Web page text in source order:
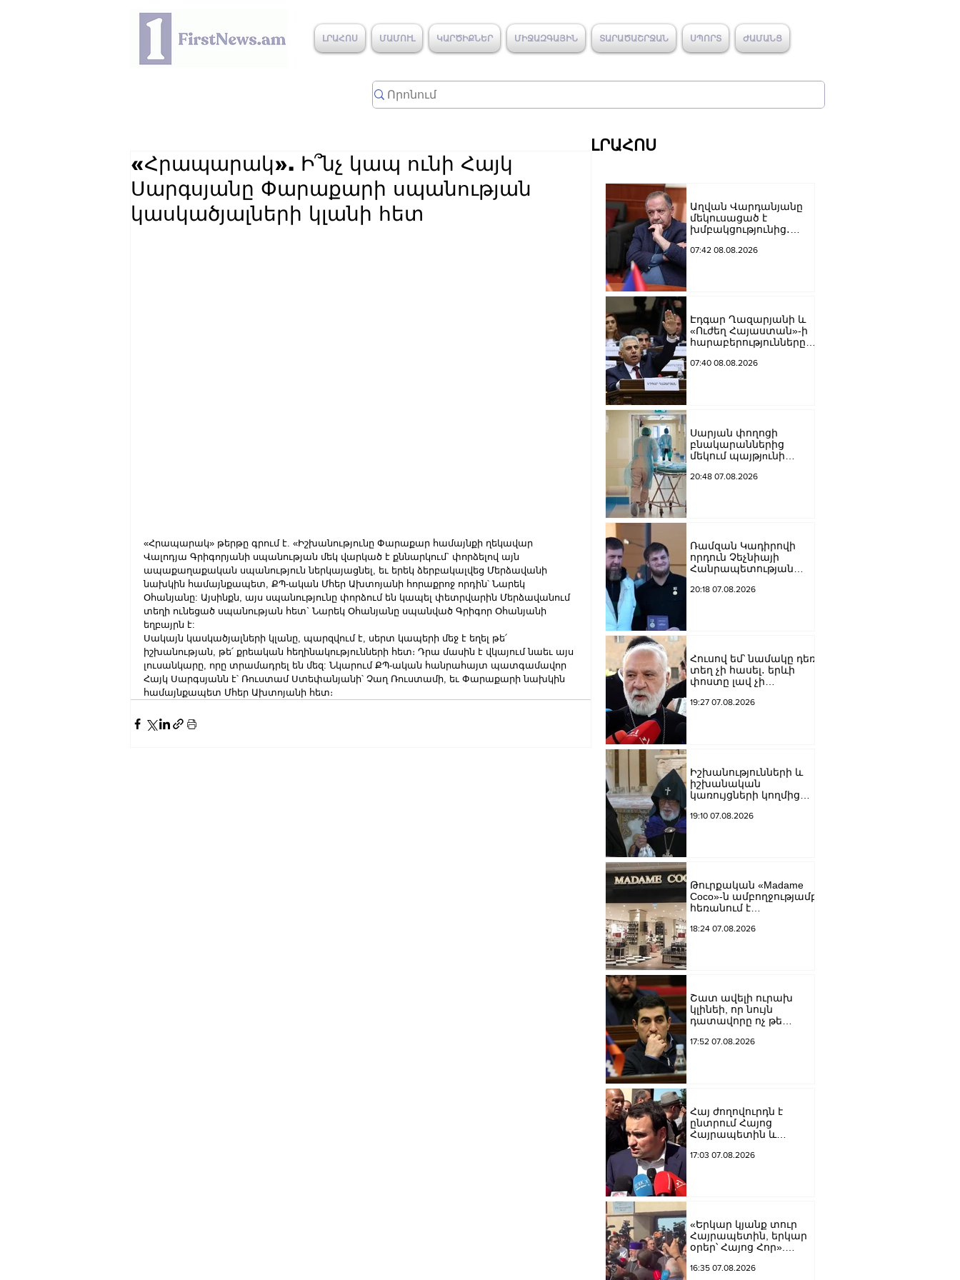
ԼՐԱՀՈՍ ՄԱՄՈՒԼ ԿԱՐԾԻՔՆԵՐ ՄԻՋԱԶԳԱՅԻՆ ՏԱՐԱԾԱՇՐՋԱՆ ՍՊՈՐՏ ԺԱՄԱՆՑ
«Հրապարակ». Ի՞նչ կապ ունի Հայկ
Սարգսյանը Փարաքարի սպանության
կասկածյալների կլանի հետ
«Հրապարակ» թերթը գրում է. «Իշխանությունը Փարաքար համայնքի ղեկավար
Վալոդյա Գրիգորյանի սպանության մեկ վարկած է քննարկում` փորձելով այն
ապաքաղաքական սպանություն ներկայացնել, եւ երեկ ձերբակալվեց Մերձավանի
նախկին համայնքապետ, ՔՊ-ական Մհեր Ախտոյանի հորաքրոջ որդին՝ Նարեկ
Օհանյանը: Այսինքն, այս սպանությունը փորձում են կապել փետրվարին Մերձավանում
տեղի ունեցած սպանության հետ` Նարեկ Օհանյանը սպանված Գրիգոր Օհանյանի
եղբայրն է:
Սակայն կասկածյալների կլանը, պարզվում է, սերտ կապերի մեջ է եղել թե՛
իշխանության, թե՛ քրեական հեղինակությունների հետ։ Դրա մասին է վկայում նաեւ այս
լուսանկարը, որը տրամադրել են մեզ: Նկարում ՔՊ-ական հանրահայտ պատգամավոր
Հայկ Սարգսյանն է՝ Ռուստամ Ստեփանյանի՝ Չաղ Ռուստամի, եւ Փարաքարի նախկին
համայնքապետ Մհեր Ախտոյանի հետ։
ԼՐԱՀՈՍ
Աղվան Վարդանյանը
մեկուսացած է
խմբակցությունից․
07:42 08.08.2026
Էդգար Ղազարյանի և
«Ուժեղ Հայաստան»-ի
հարաբերությունները
07:40 08.08.2026
Սարյան փողոցի
բնակարաններից
մեկում պայթյnւնի
տղամարդը
20:48 07.08.2026
Ռամզան Կադիրովի
որդուն Չեչնիայի
Հանրապետության
շնորհել
20:18 07.08.2026
Հուսով եմ՝ նամակը դեռ
տեղ չի հասել․ երևի
փոստը լավ չի
արքեպիսկոպոս
19:27 07.08.2026
Իշխանությունների և
իշխանական
կառույցների կողմից
եկեղեցու
կամքին
հպատակեցնելու
համար․ Վեհափառ
19:10 07.08.2026
Թուրքական «Madame
Coco»-ն ամբողջությամբ
հեռանում է
կփակվի 29 խանութ
18:24 07.08.2026
Շատ ավելի ուրախ
կլինեի, որ նույն
դատավորը ոչ թե
կարճեր քրեական
17:52 07.08.2026
Հայ ժողովուրդն է
ընտրում Հայոց
Հայրապետին և
ընթացակարգ չկա, չի էլ
17:03 07.08.2026
«Երկար կյանք տուր
Հայրապետին, երկար
օրեր՝ Հայոց Հոր».
դատարանի բակում
16:35 07.08.2026